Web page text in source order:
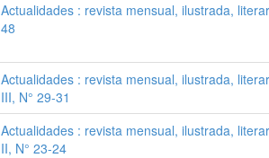
Actualidades : revista mensual, ilustrada,
48
Actualidades : revista mensual, ilustrada,
III, N° 29-31
Actualidades : revista mensual, ilustrada,
II, N° 23-24